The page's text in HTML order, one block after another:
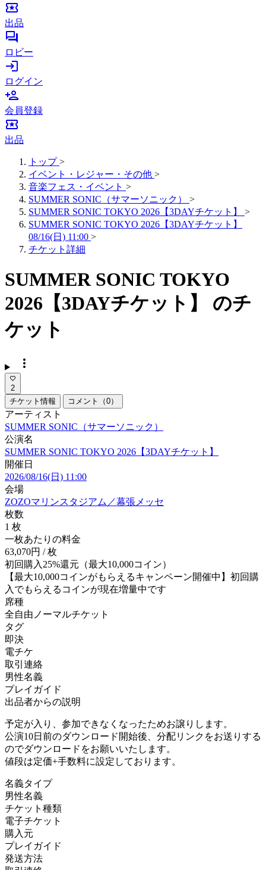
local_activity
出品
forum
ロビー
login
ログイン
person_add
会員登録
local_activity
出品
トップ >
イベント・レジャー・その他 >
音楽フェス・イベント >
SUMMER SONIC（サマーソニック）
>
SUMMER SONIC TOKYO 2026【3DAYチケット】
>
SUMMER SONIC TOKYO 2026【3DAYチケット】
08/16(日) 11:00 >
チケット詳細
SUMMER SONIC TOKYO
2026【3DAYチケット】 のチ
ケット
more_vert
2
チケット情報
コメント（0）
アーティスト
SUMMER SONIC（サマーソニック）
公演名
SUMMER SONIC TOKYO 2026【3DAYチケット】
開催日
2026/08/16(日) 11:00
会場
ZOZOマリンスタジアム／幕張メッセ
枚数
1 枚
一枚あたりの料金
63,070円 / 枚
初回購入25%還元（最大10,000コイン）
【最大10,000コインがもらえるキャンペーン開催中】初回購
入でもらえるコインが現在増量中です
席種
全自由ノーマルチケット
タグ
即決
電チケ
取引連絡
男性名義
プレイガイド
出品者からの説明
予定が入り、参加できなくなったためお譲りします。
公演10日前のダウンロード開始後、分配リンクをお送りする
のでダウンロードをお願いいたします。
値段は定価+手数料に設定しております。
名義タイプ
男性名義
チケット種類
電子チケット
購入元
プレイガイド
発送方法